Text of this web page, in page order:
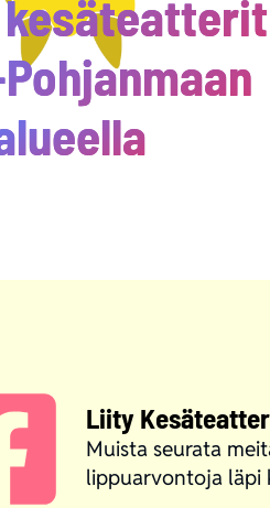
Liity
Muista seurata
lippuarvontoja läpi